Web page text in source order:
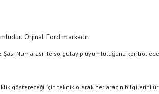
Orjinal Ford markadır.
Şasi Numarası ile sorgulayıp uyumluluğunu kontrol
göstereceği için teknik olarak her aracın